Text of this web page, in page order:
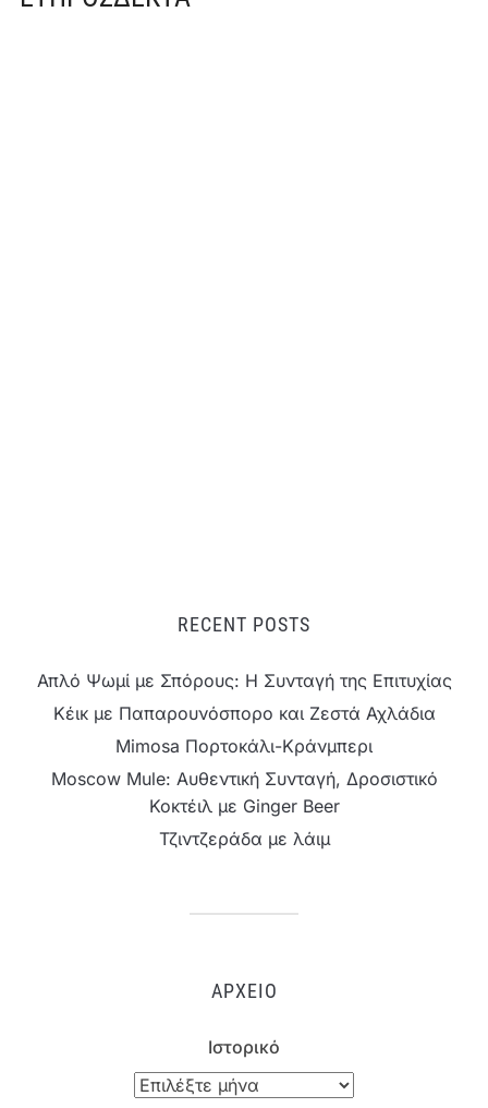
RECENT POSTS
Απλό Ψωμί με Σπόρους: Η Συνταγή της Επιτυχίας
Κέικ με Παπαρουνόσπορο και Ζεστά Αχλάδια
Mimosa Πορτοκάλι-Κράνμπερι
Moscow Mule: Αυθεντική Συνταγή, Δροσιστικό
Κοκτέιλ με Ginger Beer
Τζιντζεράδα με λάιμ
ΑΡΧΕΊΟ
Ιστορικό